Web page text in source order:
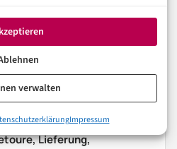
verwalten
Impressum
VERBRAUCHERSCHUTZ
Lieferung,